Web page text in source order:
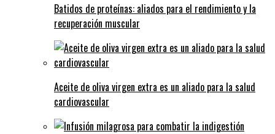
Batidos de proteínas: aliados para el rendimiento y la
recuperación muscular
Aceite de oliva virgen extra es un aliado para la salud
cardiovascular